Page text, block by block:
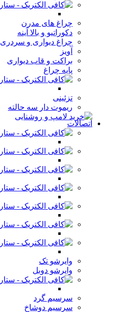
چراغ های مدرن
دکوراتیو و بالا آینه
چراغ دیواری و سردری
آویز
براکت و قاب دیواری
پایه چراغ
تزئینی
ریموت دار سه حالته
اتصالات
وایرشو تک
وایرشو دوبل
سرسیم گرد
سرسیم دوشاخ